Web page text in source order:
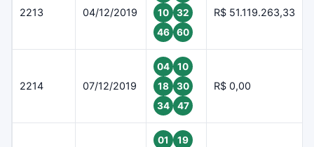
2213 04/12/2019
10
32
46
60
R$ 51.119.263,33
2214 07/12/2019
04
10
18
30
34
47
R$ 0,00
01
19